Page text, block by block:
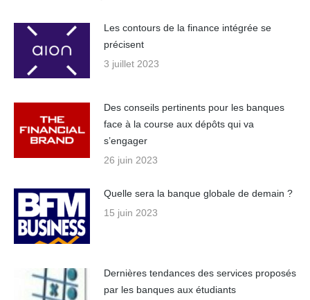
Les contours de la finance intégrée se
précisent
3 juillet 2023
Des conseils pertinents pour les banques
face à la course aux dépôts qui va
s’engager
26 juin 2023
Quelle sera la banque globale de demain ?
15 juin 2023
Dernières tendances des services proposés
par les banques aux étudiants